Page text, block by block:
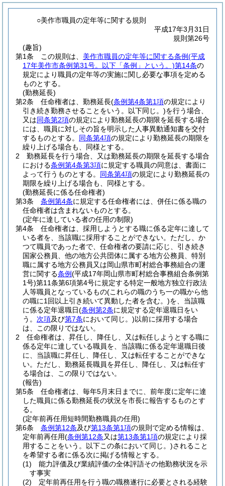
○美作市職員の定年等に関する規則
平成17年3月31日
規則第26号
(趣旨)
第1条
この規則は、 美作市職員の定年等に関する条例(平成
17年美作市条例第31号。以下「条例」という。)第14条の
規定により職員の定年等の実施に関し必要な事項を定める
ものとする。
(勤務延長)
第2条
任命権者は、勤務延長(条例第4条第1項の規定により
引き続き勤務させることをいう。以下同じ。)を行う場合、
又は同条第2項の規定により勤務延長の期限を延長する場合
には、職員に対しその旨を明示した人事異動通知書を交付
するものとする。 同条第4項の規定により勤務延長の期限を
繰り上げる場合も、同様とする。
2
勤務延長を行う場合、又は勤務延長の期限を延長する場合
における条例第4条第3項に規定する職員の同意は、書面に
よって行うものとする。 同条第4項の規定により勤務延長の
期限を繰り上げる場合も、同様とする。
(勤務延長に係る任命権者)
第3条
条例第4条に規定する任命権者には、併任に係る職の
任命権者は含まれないものとする。
(定年に達している者の任用の制限)
第4条
任命権者は、採用しようとする職に係る定年に達して
いる者を、当該職に採用することができない。 ただし、か
つて職員であった者で、任命権者の要請に応じ、引き続き
国家公務員、他の地方公共団体に属する地方公務員、特別
職に属する地方公務員又は岡山県市町村総合事務組合の運
営に関する条例(平成17年岡山県市町村総合事務組合条例第
1号)第11条第6項第4号に規定する特定一般地方独立行政法
人等職員となっているもの(これらの職のうち一の職から他
の職に1回以上引き続いて異動した者を含む。)を、当該職
に係る定年退職日(条例第2条に規定する定年退職日をい
う。 次項及び第7条において同じ。)以前に採用する場合
は、この限りではない。
2
任命権者は、昇任し、降任し、又は転任しようとする職に
係る定年に達している職員を、当該職に係る定年退職日後
に、当該職に昇任し、降任し、又は転任することができな
い。 ただし、勤務延長職員を昇任し、降任し、又は転任す
る場合は、この限りではない。
(報告)
第5条
任命権者は、毎年5月末日までに、前年度に定年に達
した職員に係る勤務延長の状況を市長に報告するものとす
る。
(定年前再任用短時間勤務職員の任用)
第6条
条例第12条及び第13条第1項の規則で定める情報は、
定年前再任用(条例第12条又は第13条第1項の規定により採
用することをいう。以下この条において同じ。)されること
を希望する者に係る次に掲げる情報とする。
(1)
能力評価及び業績評価の全体評語その他勤務状況を示
す事実
(2)
定年前再任用を行う職の職務遂行に必要とされる経験